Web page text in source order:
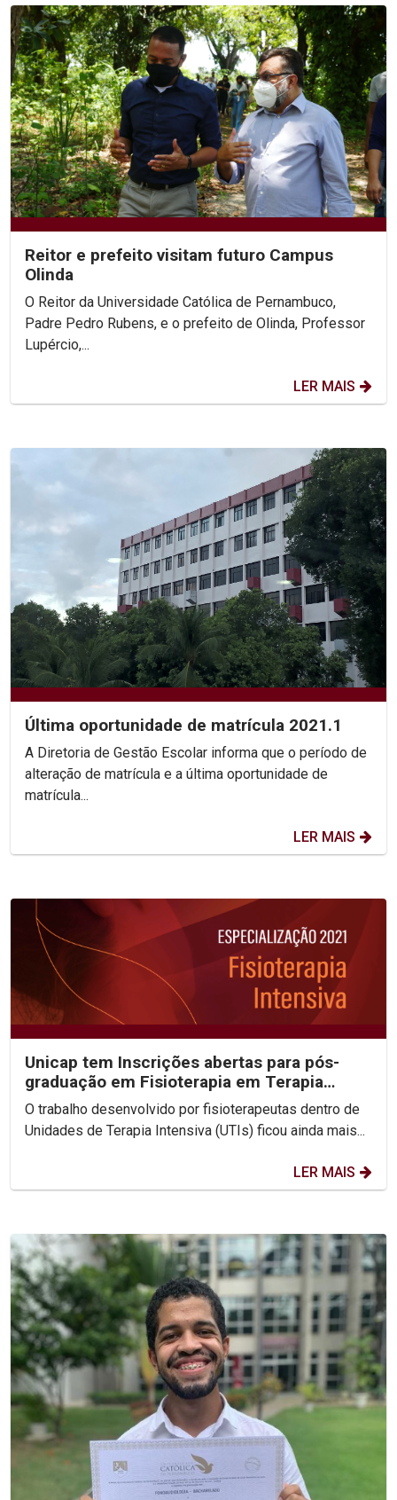
Reitor e prefeito visitam futuro Campus
Olinda
O Reitor da Universidade Católica de Pernambuco,
Padre Pedro Rubens, e o prefeito de Olinda, Professor
Lupércio,...
LER MAIS
Última oportunidade de matrícula 2021.1
A Diretoria de Gestão Escolar informa que o período de
alteração de matrícula e a última oportunidade de
matrícula...
LER MAIS
Unicap tem Inscrições abertas para pós-
graduação em Fisioterapia em Terapia
Intensiva
O trabalho desenvolvido por fisioterapeutas dentro de
Unidades de Terapia Intensiva (UTIs) ficou ainda mais...
LER MAIS